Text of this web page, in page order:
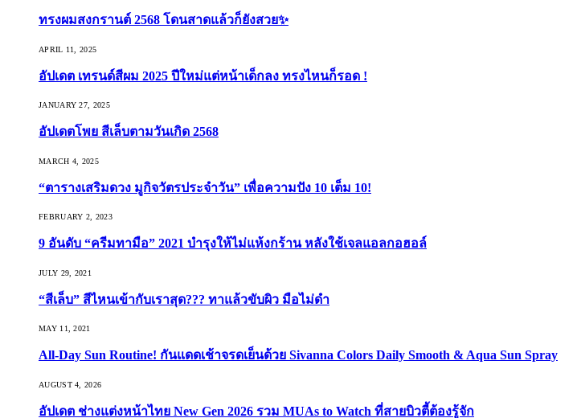
ทรงผมสงกรานต์ 2568 โดนสาดแล้วก็ยังสวย✨
APRIL 11, 2025
อัปเดต เทรนด์สีผม 2025 ปีใหม่แต่หน้าเด็กลง ทรงไหนก็รอด !
JANUARY 27, 2025
อัปเดตโพย สีเล็บตามวันเกิด 2568
MARCH 4, 2025
“ตารางเสริมดวง มูกิจวัตรประจำวัน” เพื่อความปัง 10 เต็ม 10!
FEBRUARY 2, 2023
9 อันดับ “ครีมทามือ” 2021 บำรุงให้ไม่แห้งกร้าน หลังใช้เจลแอลกอฮอล์
JULY 29, 2021
“สีเล็บ” สีไหนเข้ากับเราสุด??? ทาแล้วขับผิว มือไม่ดำ
MAY 11, 2021
All-Day Sun Routine! กันแดดเช้าจรดเย็นด้วย Sivanna Colors Daily Smooth & Aqua Sun Spray
AUGUST 4, 2026
อัปเดต ช่างแต่งหน้าไทย New Gen 2026 รวม MUAs to Watch ที่สายบิวตี้ต้องรู้จัก